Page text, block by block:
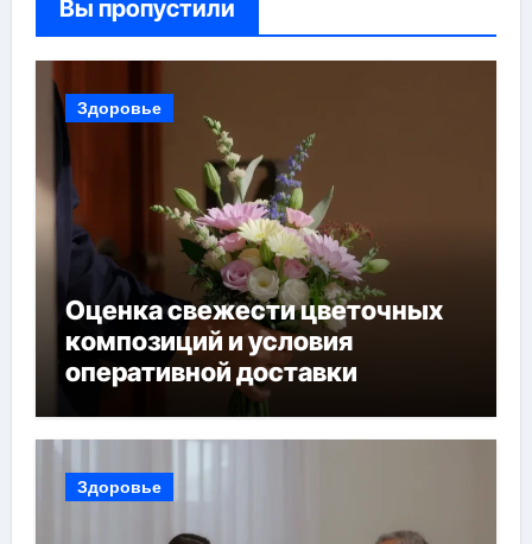
Вы пропустили
Здоровье
Оценка свежести цветочных
композиций и условия
оперативной доставки
Здоровье